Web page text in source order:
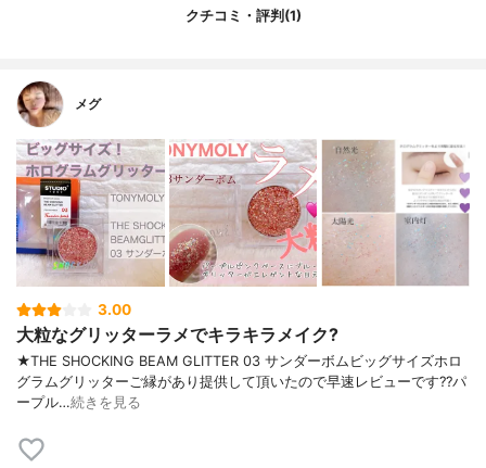
クチコミ・評判(1)
メグ
3.00
大粒なグリッターラメでキラキラメイク?
★THE SHOCKING BEAM GLITTER 03 サンダーボムビッグサイズホロ
グラムグリッターご縁があり提供して頂いたので早速レビューです??パ
ープル…続きを見る